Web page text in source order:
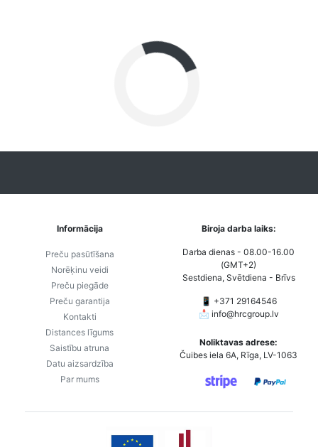
Informācija
Preču pasūtīšana
Norēķinu veidi
Preču piegāde
Preču garantija
Kontakti
Distances līgums
Saistību atruna
Datu aizsardzība
Par mums
Biroja darba laiks:
Darba dienas - 08.00-16.00
(GMT+2)
Sestdiena, Svētdiena - Brīvs
📱 +371 29164546
📩 info@hrcgroup.lv
Noliktavas adrese:
Čuibes iela 6A, Rīga, LV-1063